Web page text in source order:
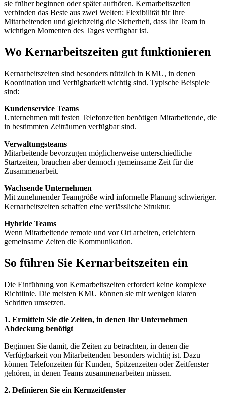
sie früher beginnen oder später aufhören. Kernarbeitszeiten
verbinden das Beste aus zwei Welten: Flexibilität für Ihre
Mitarbeitenden und gleichzeitig die Sicherheit, dass Ihr Team in
wichtigen Momenten des Tages verfügbar ist.
Wo Kernarbeitszeiten gut funktionieren
Kernarbeitszeiten sind besonders nützlich in KMU, in denen
Koordination und Verfügbarkeit wichtig sind. Typische Beispiele
sind:
Kundenservice Teams
Unternehmen mit festen Telefonzeiten benötigen Mitarbeitende, die
in bestimmten Zeiträumen verfügbar sind.
Verwaltungsteams
Mitarbeitende bevorzugen möglicherweise unterschiedliche
Startzeiten, brauchen aber dennoch gemeinsame Zeit für die
Zusammenarbeit.
Wachsende Unternehmen
Mit zunehmender Teamgröße wird informelle Planung schwieriger.
Kernarbeitszeiten schaffen eine verlässliche Struktur.
Hybride Teams
Wenn Mitarbeitende remote und vor Ort arbeiten, erleichtern
gemeinsame Zeiten die Kommunikation.
So führen Sie Kernarbeitszeiten ein
Die Einführung von Kernarbeitszeiten erfordert keine komplexe
Richtlinie. Die meisten KMU können sie mit wenigen klaren
Schritten umsetzen.
1. Ermitteln Sie die Zeiten, in denen Ihr Unternehmen
Abdeckung benötigt
Beginnen Sie damit, die Zeiten zu betrachten, in denen die
Verfügbarkeit von Mitarbeitenden besonders wichtig ist. Dazu
können Telefonzeiten für Kunden, Spitzenzeiten oder Zeitfenster
gehören, in denen Teams zusammenarbeiten müssen.
2. Definieren Sie ein Kernzeitfenster